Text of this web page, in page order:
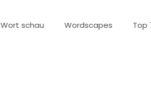
Wort schau Wordscapes Top